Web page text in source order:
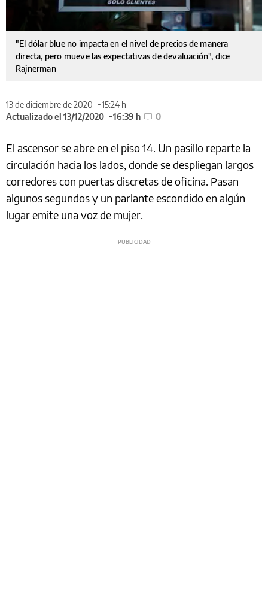
"El dólar blue no impacta en el nivel de precios de manera
directa, pero mueve las expectativas de devaluación", dice
Rajnerman
13 de diciembre de 2020
15:24 h
Actualizado el 13/12/2020
16:39 h 0
El ascensor se abre en el piso 14. Un pasillo reparte la
circulación hacia los lados, donde se despliegan largos
corredores con puertas discretas de oficina. Pasan
algunos segundos y un parlante escondido en algún
lugar emite una voz de mujer.